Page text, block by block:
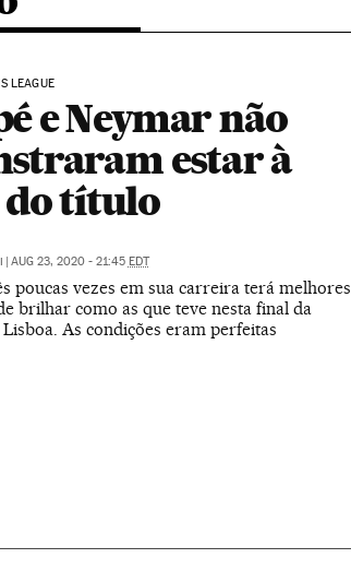
LEAGUE
e Neymar não
estar à
título
| AUG 23, 2020 - 21:45 EDT
poucas vezes em sua carreira terá melhores
brilhar como as que teve nesta final da
As condições eram perfeitas